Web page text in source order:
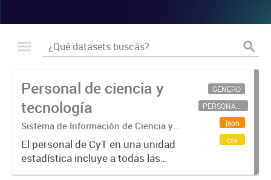
Personal de ciencia y
tecnología
Sistema de Información de Ciencia y
Tecnología Argentino (SICYTAR)
El personal de CyT en una unidad
estadística incluye a todas las
personas involucradas
GÉNERO
PERSONAL CIENTÍFICO-TECNOLÓGICO
json
csv